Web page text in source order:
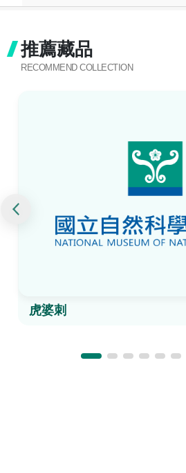
推薦藏品
RECOMMEND COLLECTION
虎婆刺